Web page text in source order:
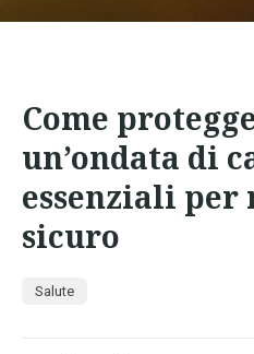
CONTATTI
Come
un’ondata di
essenziali per
sicuro
Salute